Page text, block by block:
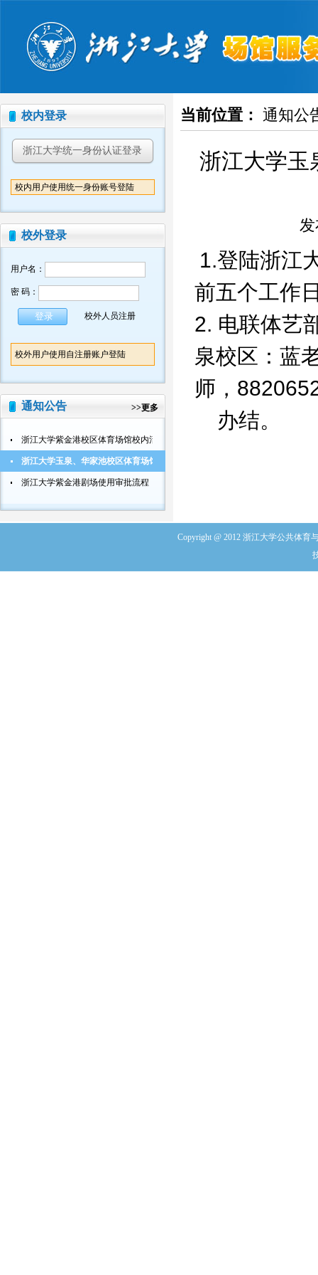
校内登录
浙江大学统一身份认证登录
校内用户使用统一身份账号登陆
校外登录
用户名：
密 码：
校外人员注册
校外用户使用自注册账户登陆
通知公告 >>更多
浙江大学紫金港校区体育场馆校内活动使用审批流程
浙江大学玉泉、华家池校区体育场馆校内活动使用审批流程
浙江大学紫金港剧场使用审批流程
当前位置： 通知公
浙江大学玉
1.登陆浙江
前五个工作
2. 电联体艺
泉校区：蓝
师，
办结。
Copyright @ 2012 浙江大学公共体育